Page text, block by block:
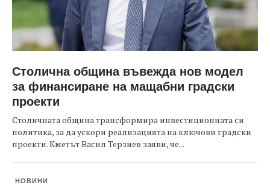
Столична община въвежда нов модел
за финансиране на мащабни градски
проекти
Столичната община трансформира инвестиционната си
политика, за да ускори реализацията на ключови градски
проекти. Кметът Васил Терзиев заяви, че...
НОВИНИ